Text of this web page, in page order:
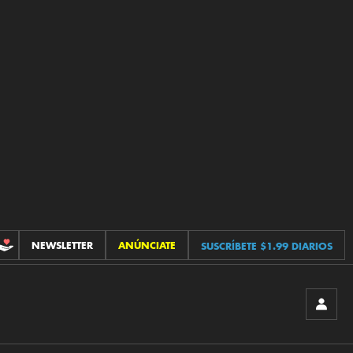
CONTRIBUCIONES
NEWSLETTER ANÚNCIATE SUSCRÍBETE $1.99 DIARIOS